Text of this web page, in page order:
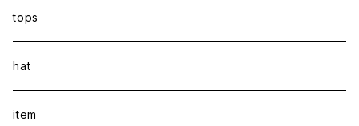
tops
hat
item